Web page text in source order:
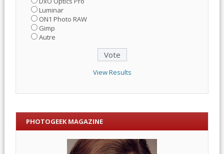
Luminar
ON1 Photo RAW
Gimp
Autre
View Results
PHOTOGEEK MAGAZINE